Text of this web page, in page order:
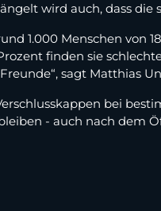
wird auch, dass die
1.000 Menschen von
finden sie
sagt Matthias
bei
- auch nach dem